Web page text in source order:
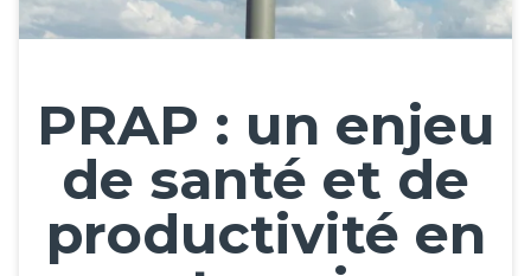
PRAP : un enjeu
de santé et de
productivité en